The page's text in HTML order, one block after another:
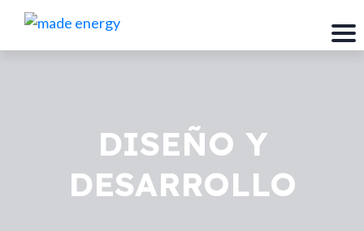
DISEÑO Y
DESARROLLO